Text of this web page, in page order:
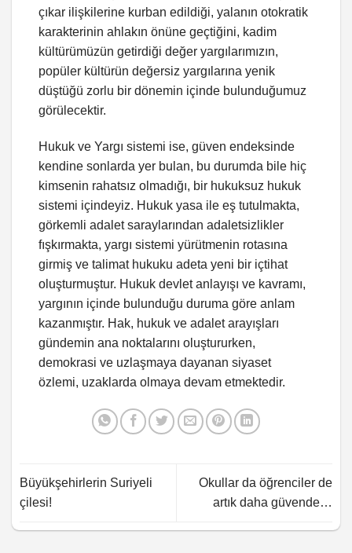
çıkar ilişkilerine kurban edildiği, yalanın otokratik
karakterinin ahlakın önüne geçtiğini, kadim
kültürümüzün getirdiği değer yargılarımızın,
popüler kültürün değersiz yargılarına yenik
düştüğü zorlu bir dönemin içinde bulunduğumuz
görülecektir.
Hukuk ve Yargı sistemi ise, güven endeksinde
kendine sonlarda yer bulan, bu durumda bile hiç
kimsenin rahatsız olmadığı, bir hukuksuz hukuk
sistemi içindeyiz. Hukuk yasa ile eş tutulmakta,
görkemli adalet saraylarından adaletsizlikler
fışkırmakta, yargı sistemi yürütmenin rotasına
girmiş ve talimat hukuku adeta yeni bir içtihat
oluşturmuştur. Hukuk devlet anlayışı ve kavramı,
yargının içinde bulunduğu duruma göre anlam
kazanmıştır. Hak, hukuk ve adalet arayışları
gündemin ana noktalarını oluştururken,
demokrasi ve uzlaşmaya dayanan siyaset
özlemi, uzaklarda olmaya devam etmektedir.
Büyükşehirlerin Suriyeli
çilesi!
Okullar da öğrenciler de
artık daha güvende…